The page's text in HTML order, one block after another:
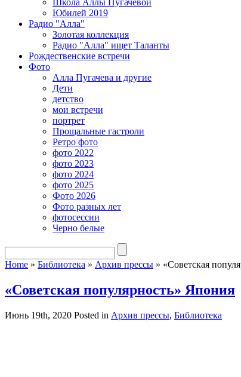
Юбилей 2019
Радио "Алла"
Золотая коллекция
Радио "Алла" ищет Таланты
Рождественские встречи
Фото
Алла Пугачева и другие
Дети
детство
мои встречи
портрет
Прощальные гастроли
Ретро фото
фото 2022
фото 2023
фото 2024
фото 2025
Фото 2026
Фото разных лет
фотосессии
Черно белые
Home » Библиотека » Архив прессы » «Советская
«Советская популярность» Япония
Июнь 19th, 2020 Posted in Архив прессы, Библиотека